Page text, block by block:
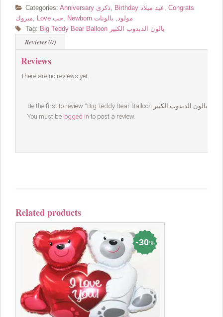
Categories: Anniversary ذكرى Birthday عيد ميلاد Congrats
مبروك
Love حب Newborn مولود
بالونات
Tag:
Big Teddy Bear Balloon بالون الدبدوب الكبير
Reviews (0)
Reviews
There are no reviews yet.
You must be logged in to post a review.
Related products
30%